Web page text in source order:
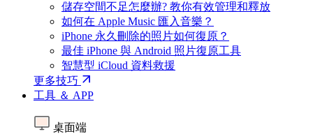
儲存空間不足怎麼辦? 教你有效管理和釋放
如何在 Apple Music 匯入音樂？
iPhone 永久刪除的照片如何復原？
最佳 iPhone 與 Android 照片復原工具
智慧型 iCloud 資料救援
更多技巧
工具 ＆ APP
桌面端